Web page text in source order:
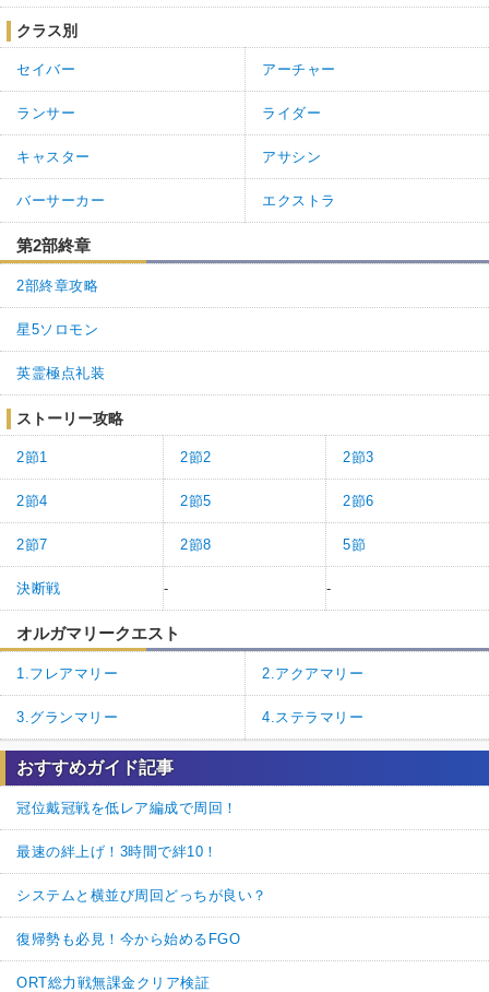
クラス別
セイバー アーチャー
ランサー ライダー
キャスター アサシン
バーサーカー エクストラ
第2部終章
2部終章攻略
星5ソロモン
英霊極点礼装
ストーリー攻略
2節1 2節2 2節3
2節4 2節5 2節6
2節7 2節8 5節
決断戦 - -
オルガマリークエスト
1.フレアマリー 2.アクアマリー
3.グランマリー 4.ステラマリー
おすすめガイド記事
冠位戴冠戦を低レア編成で周回！
最速の絆上げ！3時間で絆10！
システムと横並び周回どっちが良い？
復帰勢も必見！今から始めるFGO
ORT総力戦無課金クリア検証